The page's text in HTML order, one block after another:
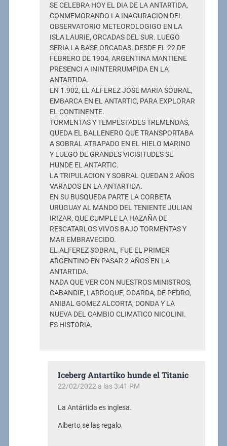
SE CELEBRA HOY EL DIA DE LA ANTARTIDA,
CONMEMORANDO LA INAGURACION DEL
OBSERVATORIO METEOROLOGIGO EN LA
ISLA LAURIE, ORCADAS DEL SUR. LUEGO
SERIA LA BASE ORCADAS. DESDE EL 22 DE
FEBRERO DE 1904, ARGENTINA MANTIENE
PRESENCI A ININTERRUMPIDA EN LA
ANTARTIDA.
EN 1.902, EL ALFEREZ JOSE MARIA SOBRAL,
EMBARCA EN EL ANTARTIC, PARA EXPLORAR
EL CONTINENTE.
TORMENTAS Y TEMPESTADES TREMENDAS,
QUEDA EL BALLENERO QUE TRANSPORTABA
A SOBRAL ATRAPADO EN EL HIELO MARINO
Y LUEGO DE GRANDES VICISITUDES SE
HUNDE EL ANTARTIC.
LA TRIPULACION Y SOBRAL QUEDAN 2 AÑOS
VARADOS EN LA ANTARTIDA.
EN SU BUSQUEDA PARTE LA CORBETA
URUGUAY AL MANDO DEL TENIENTE JULIAN
IRIZAR, QUE CUMPLE LA HAZAÑA DE
RESCATARLOS VIVOS BAJO TORMENTAS Y
MAR EMBRAVECIDO.
EL ALFEREZ SOBRAL, FUE EL PRIMER
ARGENTINO EN PASAR 2 AÑOS EN LA
ANTARTIDA.
NADA QUE VER CON NUESTROS MINISTROS,
CABANDIE, LARROQUE, ODARDA, DE PEDRO,
ANIBAL GOMEZ ALCORTA, DONDA Y LA
NUEVA DEL CAMBIO CLIMATICO NICOLINI.
ES HISTORIA.
Iceberg Antartiko hunde el Titanic
22/02/2022 a las 3:41 PM
La Antártida es inglesa.
Alberto se las regalo